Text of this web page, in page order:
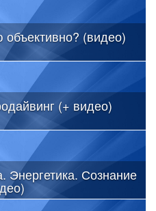
(видео)
(+ видео)
Энергетика. Сознание